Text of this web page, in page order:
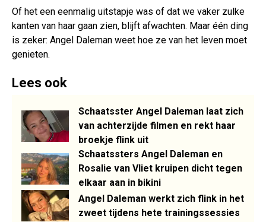
Of het een eenmalig uitstapje was of dat we vaker zulke
kanten van haar gaan zien, blijft afwachten. Maar één ding
is zeker: Angel Daleman weet hoe ze van het leven moet
genieten.
Lees ook
Schaatsster Angel Daleman laat zich
van achterzijde filmen en rekt haar
broekje flink uit
Schaatssters Angel Daleman en
Rosalie van Vliet kruipen dicht tegen
elkaar aan in bikini
Angel Daleman werkt zich flink in het
zweet tijdens hete trainingssessies